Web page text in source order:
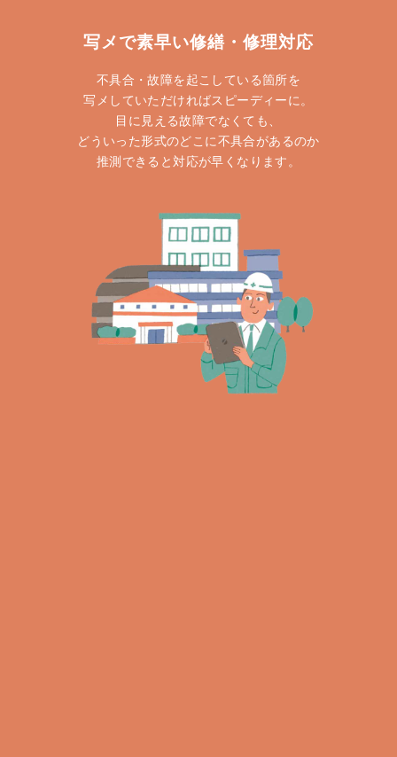
写メで素早い修繕・修理対応
不具合・故障を起こしている箇所を
写メしていただければスピーディーに。
目に見える故障でなくても、
どういった形式のどこに不具合があるのか
推測できると対応が早くなります。